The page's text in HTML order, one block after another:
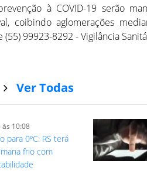
à COVID-19 serão
coibindo aglomerações
(55) 99923-8292 - Vigilância
Ver Todas
10:08
para 0ºC: RS terá
frio com